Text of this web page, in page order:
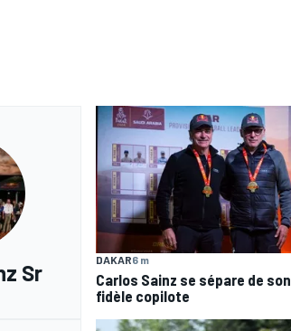
Sr
DAKAR6 m
Carlos Sainz se sépare de son
fidèle copilote